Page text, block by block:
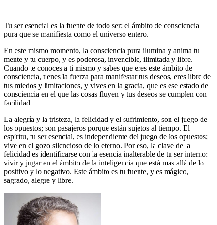
Tu ser esencial es la fuente de todo ser: el ámbito de consciencia
pura que se manifiesta como el universo entero.
En este mismo momento, la consciencia pura ilumina y anima tu
mente y tu cuerpo, y es poderosa, invencible, ilimitada y libre.
Cuando te conoces a ti mismo y sabes que eres este ámbito de
consciencia, tienes la fuerza para manifestar tus deseos, eres libre de
tus miedos y limitaciones, y vives en la gracia, que es ese estado de
consciencia en el que las cosas fluyen y tus deseos se cumplen con
facilidad.
La alegría y la tristeza, la felicidad y el sufrimiento, son el juego de
los opuestos; son pasajeros porque están sujetos al tiempo. El
espíritu, tu ser esencial, es independiente del juego de los opuestos;
vive en el gozo silencioso de lo eterno. Por eso, la clave de la
felicidad es identificarse con la esencia inalterable de tu ser interno:
vivir y jugar en el ámbito de la inteligencia que está más allá de lo
positivo y lo negativo. Este ámbito es tu fuente, y es mágico,
sagrado, alegre y libre.